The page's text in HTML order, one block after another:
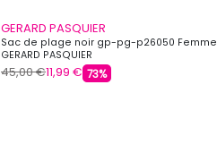
GERARD PASQUIER
Sac de plage noir gp-pg-p26050 Femme
GERARD PASQUIER
45,00 €11,99 € 73%